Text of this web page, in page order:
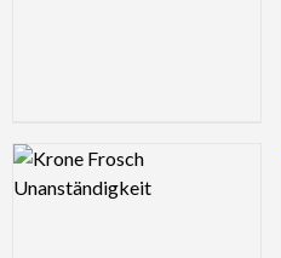
Logo Preview Image